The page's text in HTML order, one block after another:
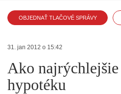
OBJEDNAŤ TLAČOVÉ SPRÁVY
31. jan 2012 o 15:42
Ako
hypotéku